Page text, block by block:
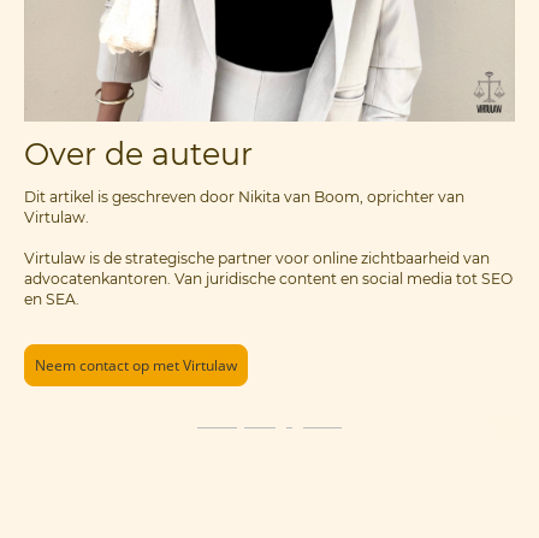
Over de auteur
Dit artikel is geschreven door Nikita van Boom, oprichter van
Virtulaw.
Virtulaw is de strategische partner voor online zichtbaarheid van
advocatenkantoren. Van juridische content en social media tot SEO
en SEA.
Neem contact op met Virtulaw